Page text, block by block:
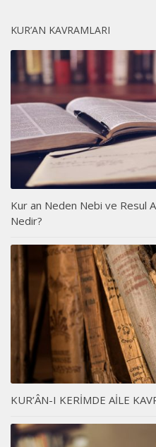
KUR’AN KAVRAMLARI
Kur an Neden Nebi ve Resul
Nedir?
KUR’ÂN-I KERİMDE AİLE